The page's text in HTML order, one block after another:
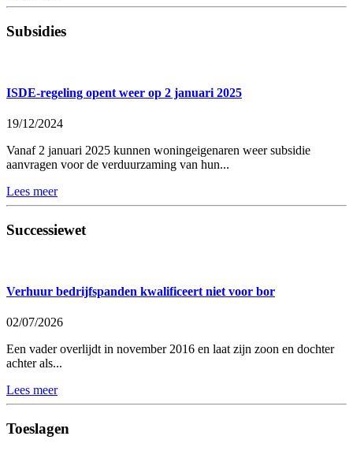
Subsidies
ISDE-regeling opent weer op 2 januari 2025
19/12/2024
Vanaf 2 januari 2025 kunnen woningeigenaren weer subsidie
aanvragen voor de verduurzaming van hun...
Lees meer
Successiewet
Verhuur bedrijfspanden kwalificeert niet voor bor
02/07/2026
Een vader overlijdt in november 2016 en laat zijn zoon en dochter
achter als...
Lees meer
Toeslagen